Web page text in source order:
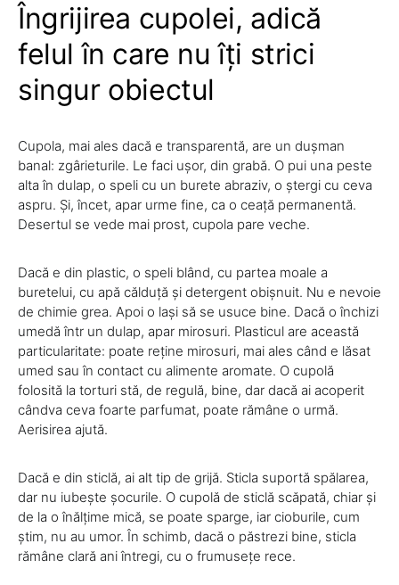
Îngrijirea cupolei, adică
felul în care nu îți strici
singur obiectul
Cupola, mai ales dacă e transparentă, are un dușman
banal: zgârieturile. Le faci ușor, din grabă. O pui una peste
alta în dulap, o speli cu un burete abraziv, o ștergi cu ceva
aspru. Și, încet, apar urme fine, ca o ceață permanentă.
Desertul se vede mai prost, cupola pare veche.
Dacă e din plastic, o speli blând, cu partea moale a
buretelui, cu apă călduță și detergent obișnuit. Nu e nevoie
de chimie grea. Apoi o lași să se usuce bine. Dacă o închizi
umedă într un dulap, apar mirosuri. Plasticul are această
particularitate: poate reține mirosuri, mai ales când e lăsat
umed sau în contact cu alimente aromate. O cupolă
folosită la torturi stă, de regulă, bine, dar dacă ai acoperit
cândva ceva foarte parfumat, poate rămâne o urmă.
Aerisirea ajută.
Dacă e din sticlă, ai alt tip de grijă. Sticla suportă spălarea,
dar nu iubește șocurile. O cupolă de sticlă scăpată, chiar și
de la o înălțime mică, se poate sparge, iar cioburile, cum
știm, nu au umor. În schimb, dacă o păstrezi bine, sticla
rămâne clară ani întregi, cu o frumusețe rece.